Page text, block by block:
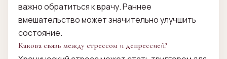
важно обратиться к врачу. Раннее
вмешательство может значительно улучшить
состояние.
Какова связь между стрессом и депрессией?